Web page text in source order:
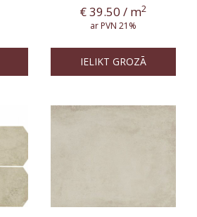
€39.50 / m2
ar PVN 21%
IELIKT GROZĀ